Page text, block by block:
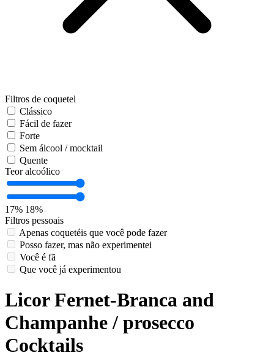
Filtros de coquetel
Clássico
Fácil de fazer
Forte
Sem álcool / mocktail
Quente
Teor alcoólico
17% 18%
Filtros pessoais
Apenas coquetéis que você pode fazer
Posso fazer, mas não experimentei
Você é fã
Que você já experimentou
Licor Fernet-Branca and
Champanhe / prosecco
Cocktails